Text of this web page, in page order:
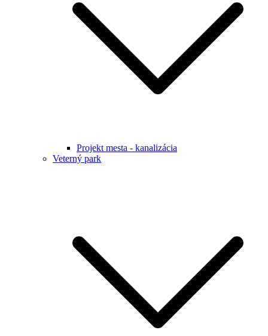
Projekt mesta - kanalizácia
Veterný park